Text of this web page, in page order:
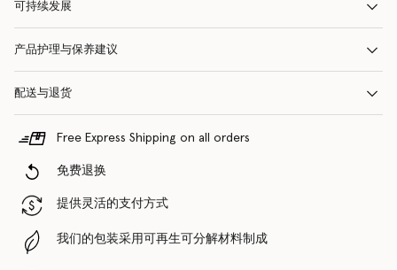
可持续发展
产品护理与保养建议
配送与退货
Free Express Shipping on all orders
免费退换
提供灵活的支付方式
我们的包装采用可再生可分解材料制成